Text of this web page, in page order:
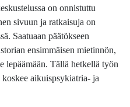
on onnistuttu
sivuun ja ratkaisuja on
Saatuaan päätökseen
ensimmäisen mietinnön,
lepäämään. Tällä hetkellä työn
aikuispsykiatria- ja